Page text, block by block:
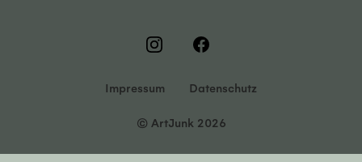
Impressum Datenschutz
© ArtJunk 2026